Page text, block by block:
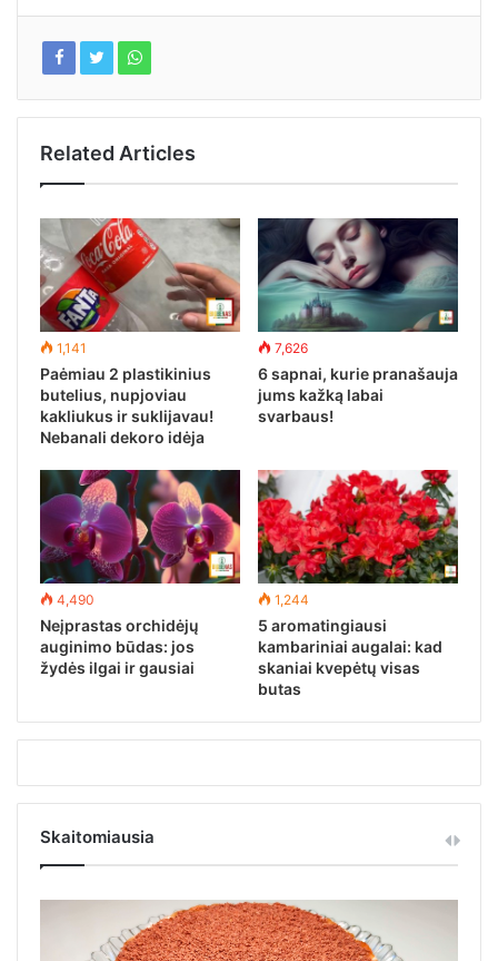
Related Articles
1,141
Paėmiau 2 plastikinius
butelius, nupjoviau
kakliukus ir suklijavau!
Nebanali dekoro idėja
7,626
6 sapnai, kurie pranašauja
jums kažką labai
svarbaus!
4,490
Neįprastas orchidėjų
auginimo būdas: jos
žydės ilgai ir gausiai
1,244
5 aromatingiausi
kambariniai augalai: kad
skaniai kvepėtų visas
butas
Skaitomiausia